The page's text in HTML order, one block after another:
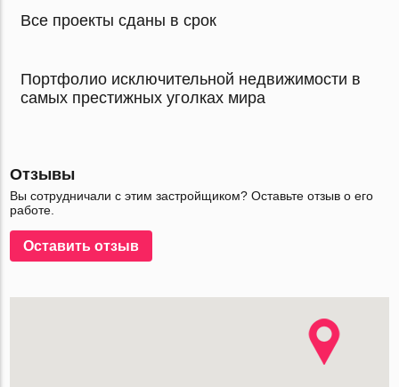
Все проекты сданы в срок
Портфолио исключительной недвижимости в
самых престижных уголках мира
Отзывы
Вы сотрудничали с этим застройщиком? Оставьте отзыв о его
работе.
Оставить отзыв